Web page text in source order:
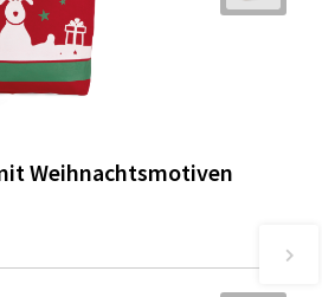
Weihnachtsmotiven